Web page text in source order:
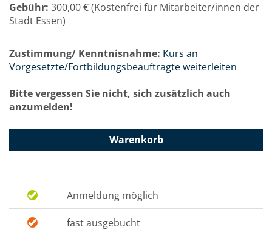
Gebühr: 300,00 € (Kostenfrei für Mitarbeiter/innen der
Stadt Essen)
Zustimmung/ Kenntnisnahme: Kurs an
Vorgesetzte/Fortbildungsbeauftragte weiterleiten
Bitte vergessen Sie nicht, sich zusätzlich auch
anzumelden!
Warenkorb
Anmeldung möglich
fast ausgebucht